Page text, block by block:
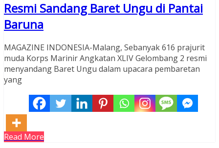
Resmi Sandang Baret Ungu di Pantai
Baruna
MAGAZINE INDONESIA-Malang, Sebanyak 616 prajurit
muda Korps Marinir Angkatan XLIV Gelombang 2 resmi
menyandang Baret Ungu dalam upacara pembaretan
yang
Read More